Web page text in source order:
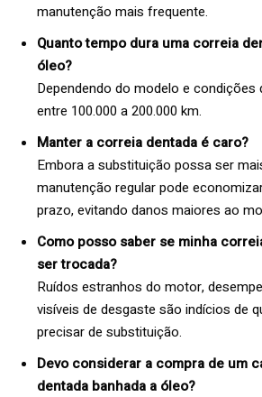
manutenção mais frequente.
Quanto tempo dura uma correia
óleo?
Dependendo do modelo e condições
entre 100.000 a 200.000 km.
Manter a correia dentada é caro?
Embora a substituição possa ser
manutenção regular pode
prazo, evitando danos maiores ao
Como posso saber se minha
ser trocada?
Ruídos estranhos do motor,
visíveis de desgaste são indícios de
precisar de substituição.
Devo considerar a compra de um
dentada banhada a óleo?